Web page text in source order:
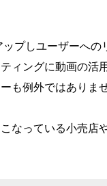
プしユーザーへの
ィングに動画の
も例外ではありませ
なっている小売店